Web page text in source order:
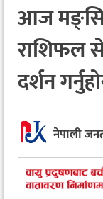
आज
राशिफल
दर्शन
नेपाली